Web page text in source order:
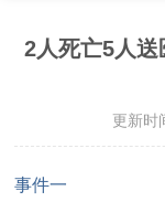
2人死亡5人
更新
事件一